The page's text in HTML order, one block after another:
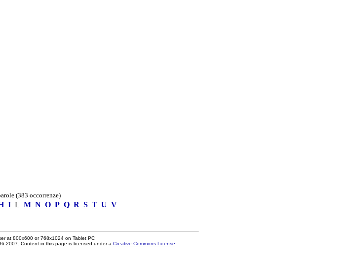
(383 occorrenze)
I L M N O P Q R S T U V
at 800x600 or 768x1024 on Tablet PC
2007. Content in this page is licensed under a Creative Commons License